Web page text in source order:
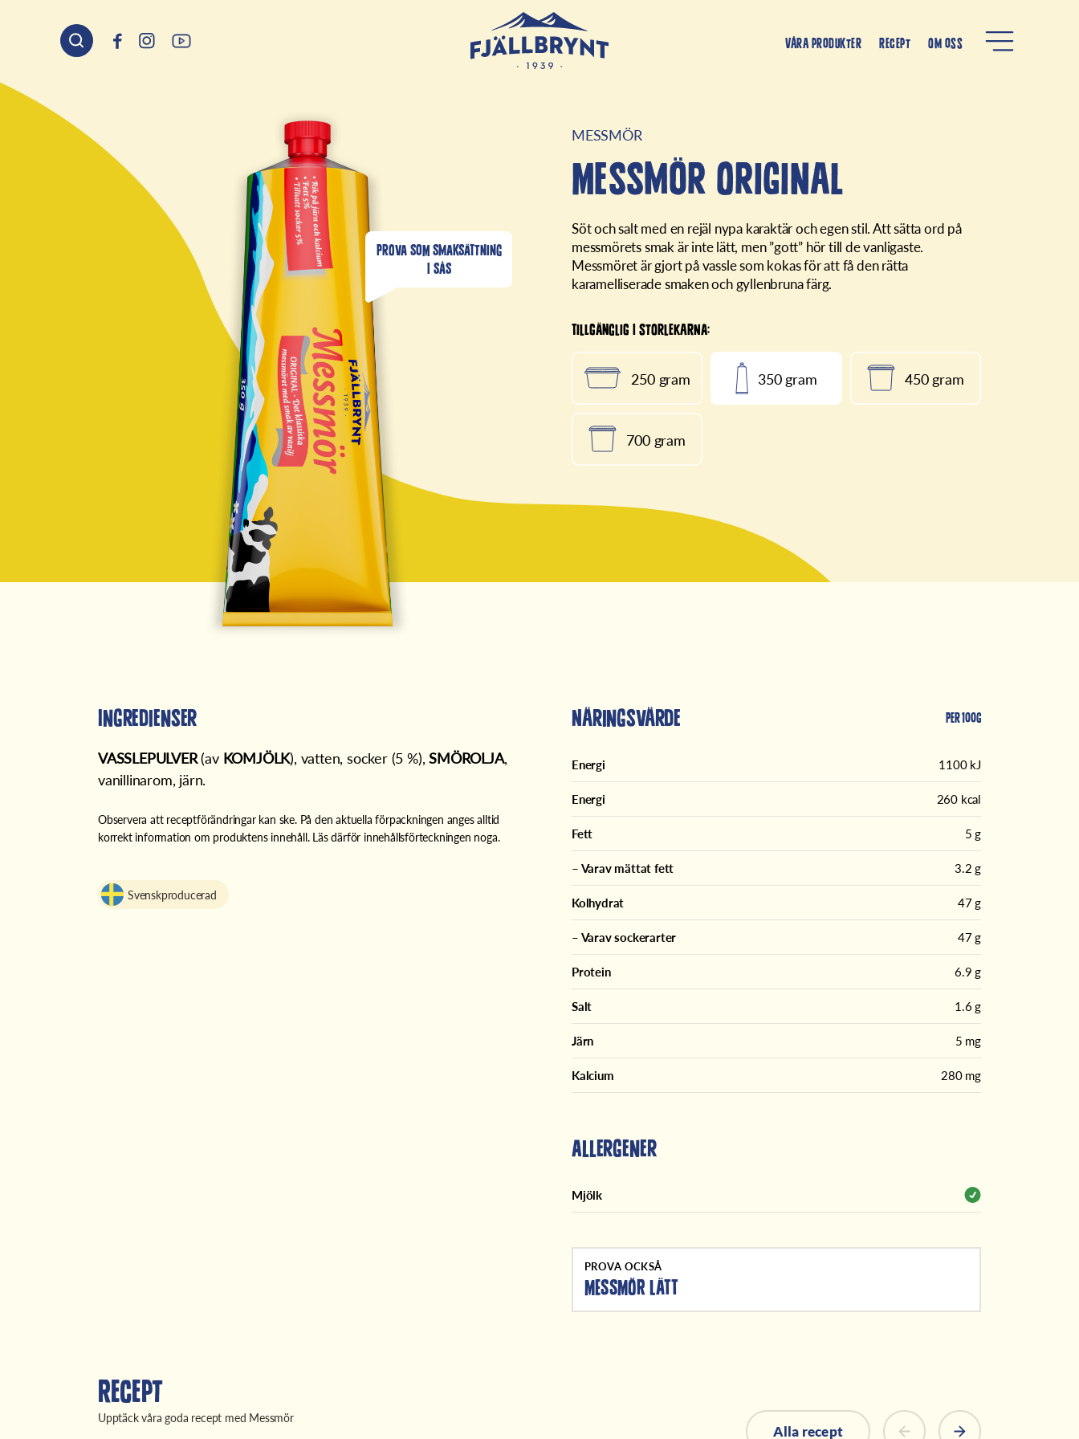
Våra produkter Recept Om oss
PROVA SOM SMAKSÄTTNING
I SÅS
MESSMÖR
Messmör Original
Söt och salt med en rejäl nypa karaktär och egen stil. Att sätta ord på
messmörets smak är inte lätt, men ”gott” hör till de vanligaste.
Messmöret är gjort på vassle som kokas för att få den rätta
karamelliserade smaken och gyllenbruna färg.
TILLGÄNGLIG I STORLEKARNA:
250 gram 350 gram 450 gram
700 gram
Ingredienser
VASSLEPULVER(av KOMJÖLK), vatten, socker (5 %),SMÖROLJA,
vanillinarom, järn.
Observera att receptförändringar kan ske. På den aktuella förpackningen anges alltid
korrekt information om produktens innehåll. Läs därför innehållsförteckningen noga.
Svenskproducerad
Näringsvärde Per 100g
Energi 1100 kJ
Energi 260 kcal
Fett 5 g
– Varav mättat fett 3.2 g
Kolhydrat 47 g
– Varav sockerarter 47 g
Protein 6.9 g
Salt 1.6 g
Järn 5 mg
Kalcium 280 mg
Allergener
Mjölk
PROVA OCKSÅ
MESSMÖR LÄTT
Recept
Upptäck våra goda recept med Messmör
Alla recept